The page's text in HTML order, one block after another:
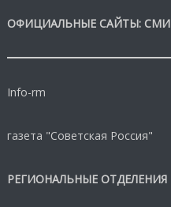
ОФИЦИАЛЬНЫЕ САЙТЫ: СМИ
Info-rm
газета "Советская Россия"
РЕГИОНАЛЬНЫЕ ОТДЕЛЕНИЯ